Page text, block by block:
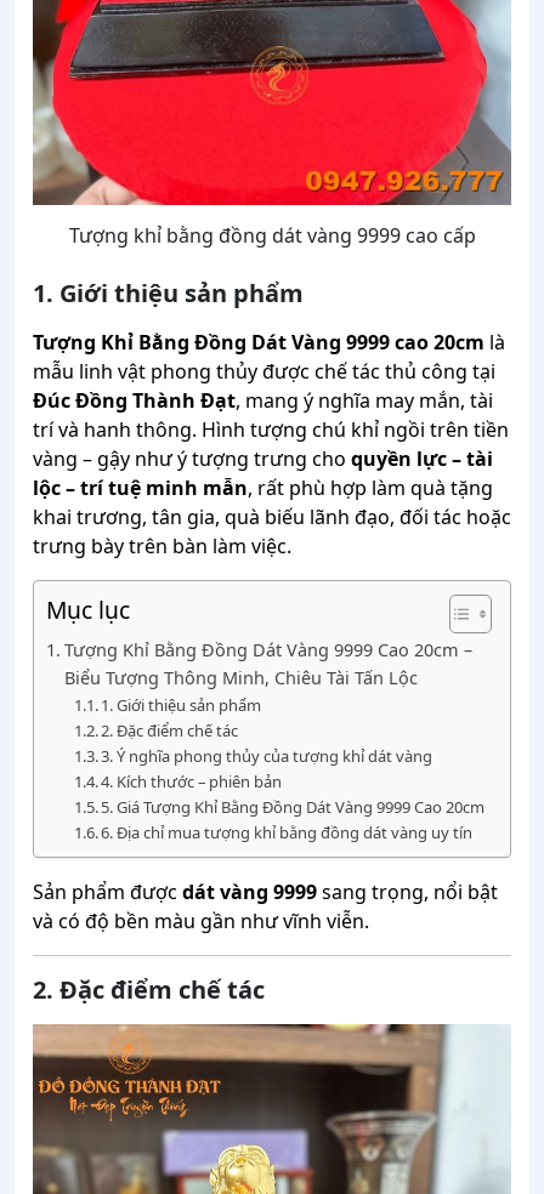
Tượng khỉ bằng đồng dát vàng 9999 cao cấp
1. Giới thiệu sản phẩm
Tượng Khỉ Bằng Đồng Dát Vàng 9999 cao 20cm là
mẫu linh vật phong thủy được chế tác thủ công tại
Đúc Đồng Thành Đạt, mang ý nghĩa may mắn, tài
trí và hanh thông. Hình tượng chú khỉ ngồi trên tiền
vàng – gậy như ý tượng trưng cho quyền lực – tài
lộc – trí tuệ minh mẫn, rất phù hợp làm quà tặng
khai trương, tân gia, quà biếu lãnh đạo, đối tác hoặc
trưng bày trên bàn làm việc.
Mục lục
Tượng Khỉ Bằng Đồng Dát Vàng 9999 Cao 20cm –
Biểu Tượng Thông Minh, Chiêu Tài Tấn Lộc
1. Giới thiệu sản phẩm
2. Đặc điểm chế tác
3. Ý nghĩa phong thủy của tượng khỉ dát vàng
4. Kích thước – phiên bản
5. Giá Tượng Khỉ Bằng Đồng Dát Vàng 9999 Cao 20cm
6. Địa chỉ mua tượng khỉ bằng đồng dát vàng uy tín
Sản phẩm được dát vàng 9999sang trọng, nổi bật
và có độ bền màu gần như vĩnh viễn.
2. Đặc điểm chế tác